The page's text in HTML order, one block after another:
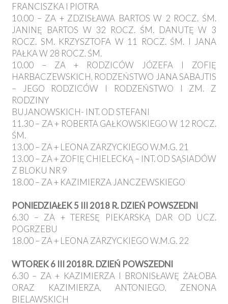
FRANCISZKA I PIOTRA
10.00 – ZA + ZDZISŁAWA BARTOS W 2 ROCZ. ŚM.
JANINĘ BARTOS W 32 ROCZ. ŚM. DANUTĘ W 3
ROCZ. SM. KRZYSZTOFA W 11 ROCZ. ŚM. I JANA
PAŁKA W 28 ROCZ. ŚM.
10.00 – ZA + RODZICÓW JÓZEFA I ZOFIĘ
HARBACZEWSKICH, RODZEŃSTWO JANA SABAJTIS
– JEGO RODZICÓW I RODZEŃSTWO I ZM. Z
RODZINY
BUJANOWSKICH- INT. OD STEFANI
11.30 – ZA + ROBERTA GAŁKOWSKIEGO W 12 ROCZ.
ŚM.
13.00 – ZA + LEONA ZARZYCKIEGO W.M.G. 21
13.00 – ZA + ZOFIĘ CHIELECKĄ – INT. OD SĄSIADÓW
Z BLOKU NR 9
18.00 – ZA + KAZIMIERZA JANCZEWSKIEGO
PONIEDZIAŁEK 5 III 2018 R. DZIEŃ POWSZEDNI
6.30 – ZA + TERESĘ PIEKARSKĄ DAR OD UCZ.
POGRZEBU
18.00 – ZA + LEONA ZARZYCKIEGO W.M.G. 22
WTOREK 6 III 2018R. DZIEŃ POWSZEDNI
6.30 – ZA + KAZIMIERZA I BRONISŁAWĘ ŻAŁOBA
ORAZ KAZIMIERZA, ANTONIEGO, ZENONA
BIELAWSKICH